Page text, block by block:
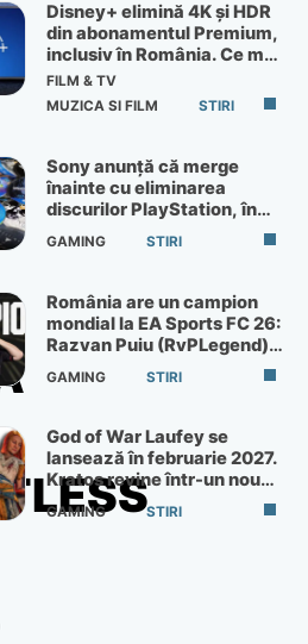
Disney+ elimină 4K și HDR
din abonamentul Premium,
inclusiv în România. Ce mai
primești de 60 lei pe lună
FILM & TV
MUZICA SI FILM
STIRI
Sony anunță că merge
înainte cu eliminarea
discurilor PlayStation, în
ciuda protestelor
GAMING STIRI
România are un campion
mondial la EA Sports FC 26:
Razvan Puiu (RvPLegend)
câștigă turneul de la Paris
GAMING STIRI
God of War Laufey se
lansează în februarie 2027.
Kratos revine într-un nou
God of War
GAMING STIRI